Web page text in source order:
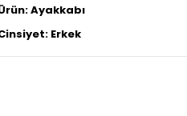
Ayakkabı
Erkek